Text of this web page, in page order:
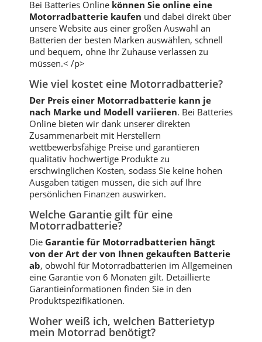
Bei Batteries Online können Sie online eine
Motorradbatterie kaufen und dabei direkt über
unsere Website aus einer großen Auswahl an
Batterien der besten Marken auswählen, schnell
und bequem, ohne Ihr Zuhause verlassen zu
müssen.< /p>
Wie viel kostet eine Motorradbatterie?
Der Preis einer Motorradbatterie kann je
nach Marke und Modell variieren. Bei Batteries
Online bieten wir dank unserer direkten
Zusammenarbeit mit Herstellern
wettbewerbsfähige Preise und garantieren
qualitativ hochwertige Produkte zu
erschwinglichen Kosten, sodass Sie keine hohen
Ausgaben tätigen müssen, die sich auf Ihre
persönlichen Finanzen auswirken.
Welche Garantie gilt für eine
Motorradbatterie?
Die Garantie für Motorradbatterien hängt
von der Art der von Ihnen gekauften Batterie
ab, obwohl für Motorradbatterien im Allgemeinen
eine Garantie von 6 Monaten gilt. Detaillierte
Garantieinformationen finden Sie in den
Produktspezifikationen.
Woher weiß ich, welchen Batterietyp
mein Motorrad benötigt?